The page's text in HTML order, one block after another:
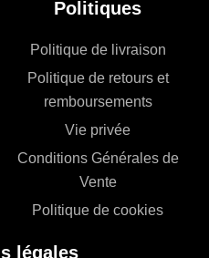
Politiques
Politique de livraison
Politique de retours et
remboursements
Vie privée
Conditions Générales de
Vente
Politique de cookies
légales